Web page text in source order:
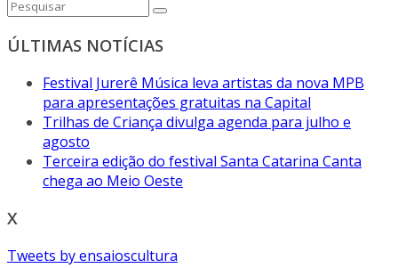
ÚLTIMAS NOTÍCIAS
Festival Jurerê Música leva artistas da nova MPB
para apresentações gratuitas na Capital
Trilhas de Criança divulga agenda para julho e
agosto
Terceira edição do festival Santa Catarina Canta
chega ao Meio Oeste
X
Tweets by ensaioscultura